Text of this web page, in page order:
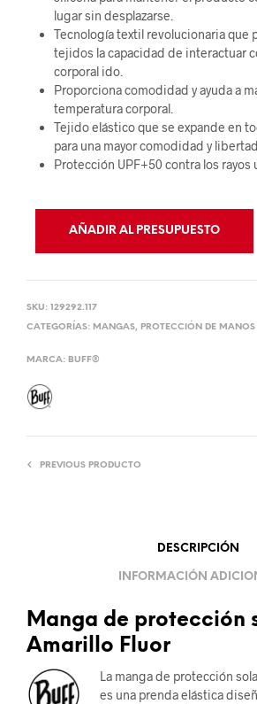
lugar sin desplazarse.
Tecnología textil revolucionaria que
tejidos la capacidad de interactuar
corporal ido.
Proporciona comodidad y ayuda a
temperatura corporal.
Tejido elástico que se expande en
para una mayor comodidad y
Protección UPF+50 contra los rayos
AÑADIR AL PRESUPUESTO
SKU: 129292.117
CATEGORÍAS: MANGAS, PROTECCIÓN DE
MARCA: BUFF®
PREVIOUS PRODUCTO
DESCRIPCIÓN
INFORMACIÓN
Manga de protección
Amarillo Fluor
La manga de protección
es una prenda elástica